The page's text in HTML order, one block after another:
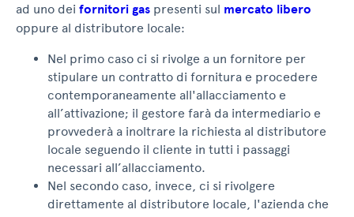
ad uno dei fornitori gas presenti sul mercato libero
oppure al distributore locale:
Nel primo caso ci si rivolge a un fornitore per
stipulare un contratto di fornitura e procedere
contemporaneamente all'allacciamento e
all’attivazione; il gestore farà da intermediario e
provvederà a inoltrare la richiesta al distributore
locale seguendo il cliente in tutti i passaggi
necessari all’allacciamento.
Nel secondo caso, invece, ci si rivolgere
direttamente al distributore locale, l'azienda che